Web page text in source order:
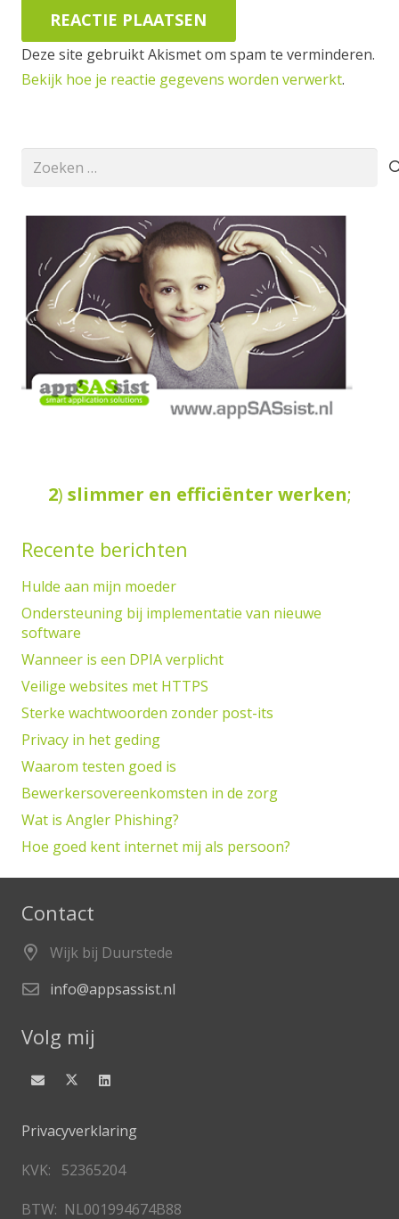
REACTIE PLAATSEN
Deze site gebruikt Akismet om spam te verminderen.
Bekijk hoe je reactie gegevens worden verwerkt.
Zoeken
2) slimmer en efficiënter werken;
Recente berichten
Hulde aan mijn moeder
Ondersteuning bij implementatie van nieuwe
software
Wanneer is een DPIA verplicht
Veilige websites met HTTPS
Sterke wachtwoorden zonder post-its
Privacy in het geding
Waarom testen goed is
Bewerkersovereenkomsten in de zorg
Wat is Angler Phishing?
Hoe goed kent internet mij als persoon?
Contact
Wijk bij Duurstede
info@appsassist.nl
Volg mij
Privacyverklaring
KVK: 52365204
BTW: NL001994674B88